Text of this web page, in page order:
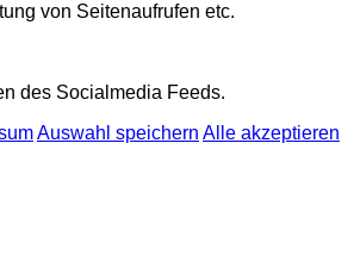
von Seitenaufrufen etc.
des Socialmedia Feeds.
Auswahl speichern Alle akzeptieren